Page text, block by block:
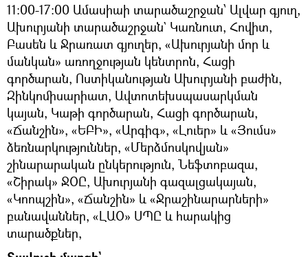
11:00-17:00 Ամասիաի տարածաշրջան՝ Ալվար գյուղ,
Ախուրյանի տարածաշրջան` Կառնուտ, Հովիտ,
Բասեն և Ջրառատ գյուղեր, «Ախուրյանի մոր և
մանկան» առողջության կենտրոն, Հացի
գործարան, Ոստիկանության Ախուրյանի բաժին,
Զինկոմիսարիատ, Ավտոտեխսպասարկման
կայան, Կաթի գործարան, Հացի գործարան,
«Ճանշին», «ԵԲԻ», «Արգիգ», «Լուեր» և «Յումս»
ձեռնարկություններ, «Մերձմոսկովյան»
շինարարական ընկերություն, Նեֆտոբազա,
«Շիրակ» ՋՕԸ, Ախուրյանի գազալցակայան,
«Կոոպշին», «Ճանշին» և «Ջրաշինարարների»
բանավաններ, «ԼԱՕ» ՍՊԸ և հարակից
տարածքներ,